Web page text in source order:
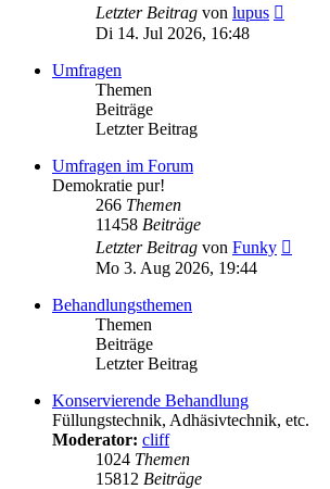
Letzter Beitrag von lupus
Di 14. Jul 2026, 16:48
Umfragen
Themen
Beiträge
Letzter Beitrag
Umfragen im Forum
Demokratie pur!
266 Themen
11458 Beiträge
Letzter Beitrag von Funky
Mo 3. Aug 2026, 19:44
Behandlungsthemen
Themen
Beiträge
Letzter Beitrag
Konservierende Behandlung
Füllungstechnik, Adhäsivtechnik, etc.
Moderator: cliff
1024 Themen
15812 Beiträge